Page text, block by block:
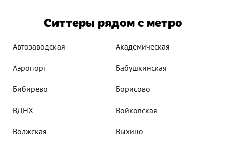
Ситтеры рядом с метро
Автозаводская Академическая
Аэропорт Бабушкинская
Бибирево Борисово
ВДНХ Войковская
Волжская Выхино